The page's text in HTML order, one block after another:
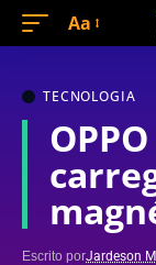
Aa
TECNOLOGIA
Escrito porJardeson